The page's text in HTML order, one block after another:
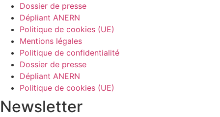
Dossier de presse
Dépliant ANERN
Politique de cookies (UE)
Mentions légales
Politique de confidentialité
Dossier de presse
Dépliant ANERN
Politique de cookies (UE)
Newsletter